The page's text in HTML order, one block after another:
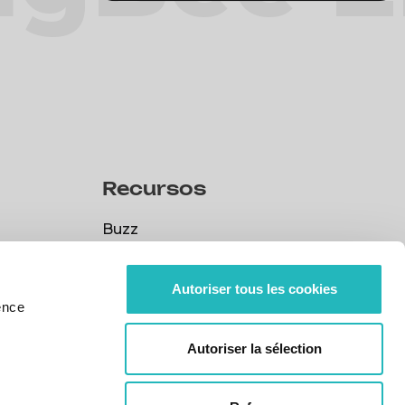
Autoriser tous les cookies
Autoriser la sélection
Recursos
Buzz
RSC
Ética & Compliance
Ética & Compliance